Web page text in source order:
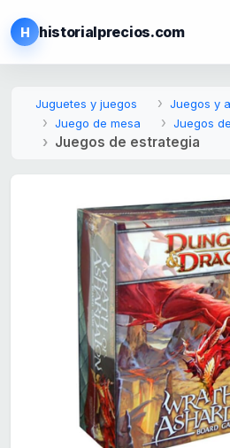
H historialprecios.com
Juguetes y juegos
Juegos y
Juego de mesa
Juegos
Juegos de estrategia